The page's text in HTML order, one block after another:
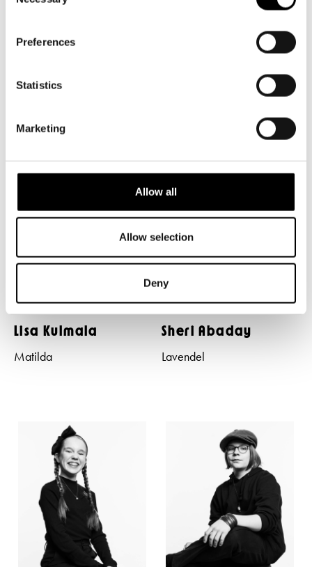
Preferences
Statistics
Marketing
Allow all
Allow selection
Deny
Alexandra
Matilda
Lisa Kulmala
Matilda
Sheri Abaday
Lavendel